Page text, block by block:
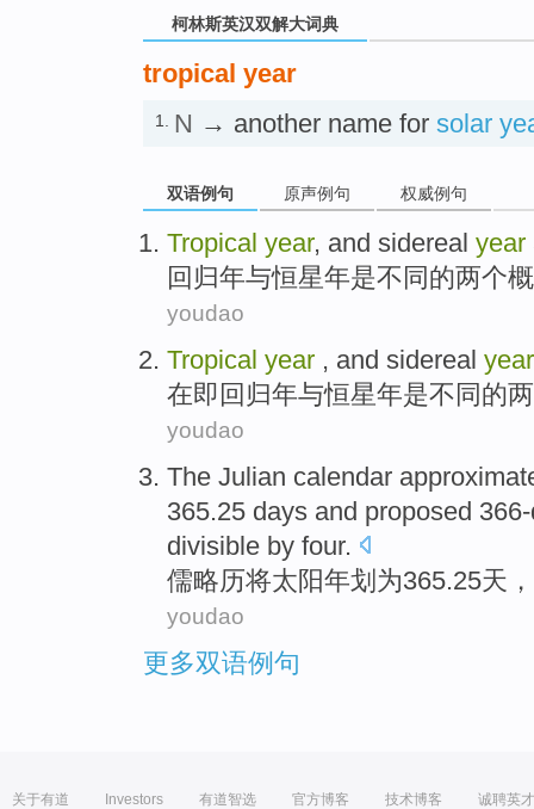
柯林斯英汉双解大词典
tropical year
1. N → another name for solar
双语例句 原声例句 权威例句
Tropical year, and sidereal year
回归年与恒星年是不同 的两个
youdao
Tropical year , and sidereal year
在即回归年与恒星年是不同 的
youdao
The Julian calendar
365.25 days and proposed
divisible by four.
儒略历将太阳年划为365.25天 ，
youdao
更多双语例句
关于有道 Investors 有道智选 官方博客 技术博客 诚聘英才